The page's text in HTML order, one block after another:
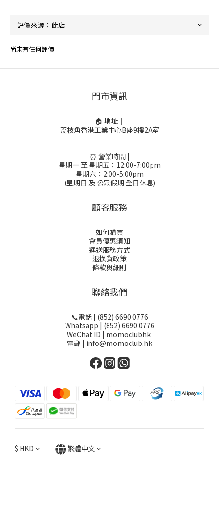
尚未有任何評價
門市資訊
🏠 地址｜
荔枝角香港工業中心B座9樓2A室
⏰ 營業時間 |
星期一 至 星期五：12:00-7:00pm
星期六：2:00-5:00pm
(星期日 及 公眾假期 全日休息)
顧客服務
如何購買
會員優惠須知
運送服務方式
退換貨政策
條款與細則
聯絡我們
📞電話 | (852) 6690 0776
Whatsapp | (852) 6690 0776
WeChat ID | momoclubhk
電郵 | info@momoclub.hk
$ HKD 繁體中文